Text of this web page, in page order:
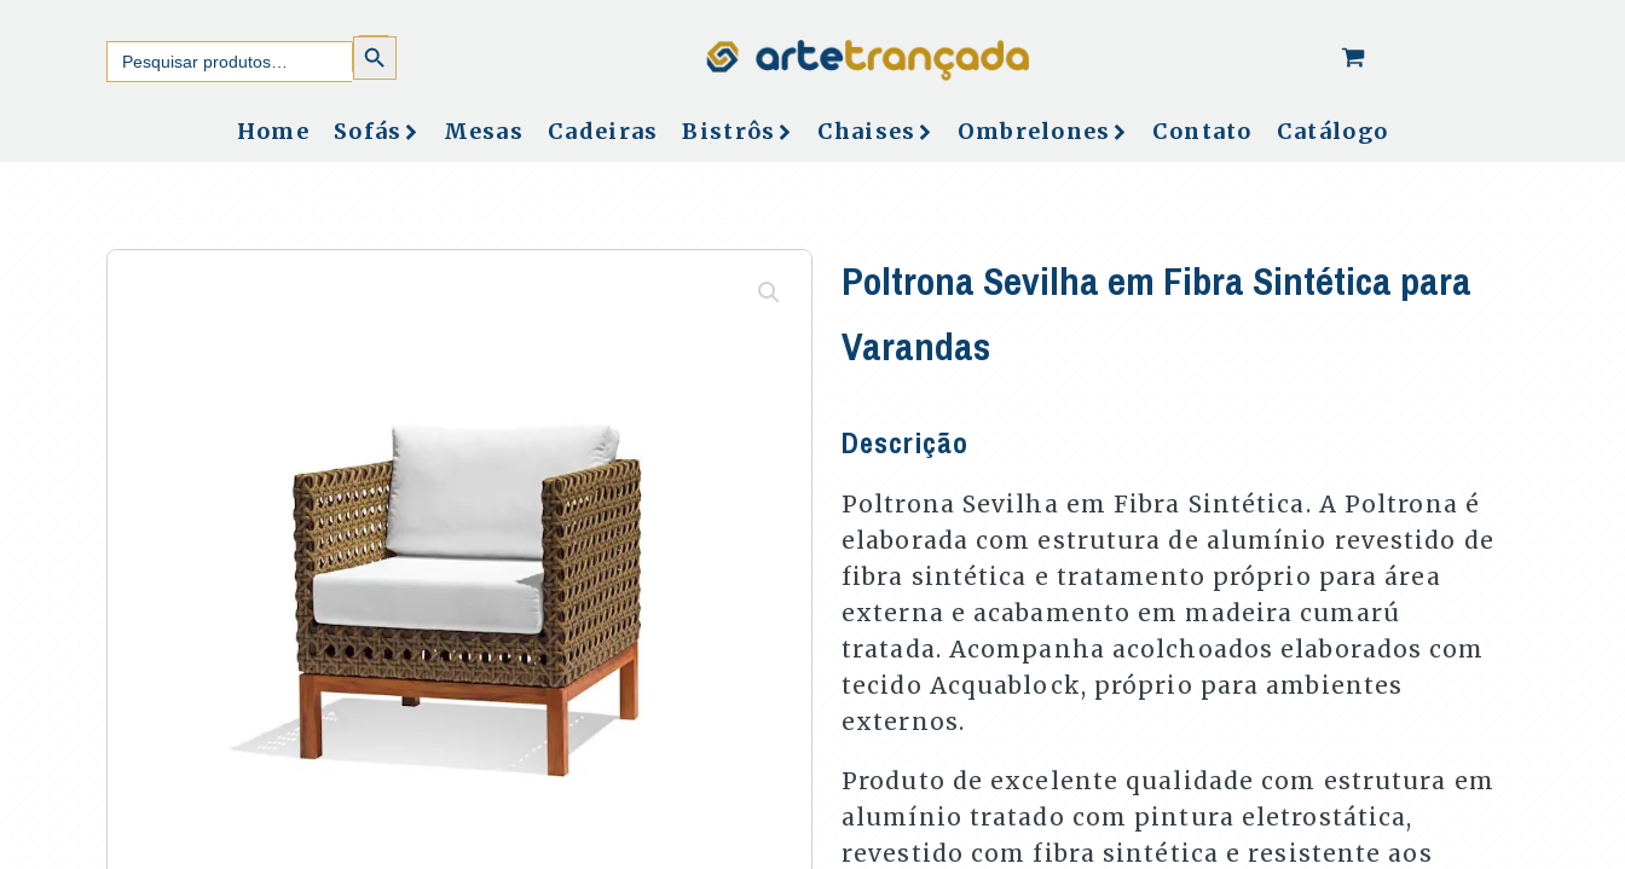
Search
for:
SEARCH
BUTTON
Home Sofás Mesas Cadeiras Bistrôs Chaises Ombrelones Contato Catálogo
Poltrona Sevilha em Fibra Sintética para
Varandas
Descrição
Poltrona Sevilha em Fibra Sintética. A Poltrona é
elaborada com estrutura de alumínio revestido de
fibra sintética e tratamento próprio para área
externa e acabamento em madeira cumarú
tratada. Acompanha acolchoados elaborados com
tecido Acquablock, próprio para ambientes
externos.
Produto de excelente qualidade com estrutura em
alumínio tratado com pintura eletrostática,
revestido com fibra sintética e resistente aos